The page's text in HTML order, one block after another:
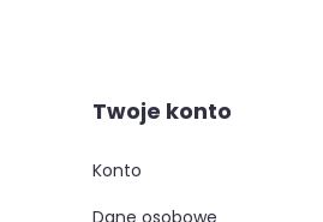
Twoje konto
konto
dane osobowe